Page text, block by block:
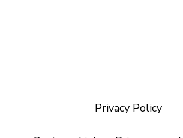
Privacy Policy